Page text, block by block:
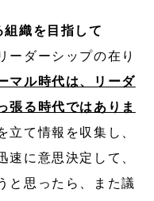
織を目指して
ーダーシップの在り
マル時代は、リーダ
張る時代ではありま
立て情報を収集し、
速に意思決定して、
と思ったら、また議